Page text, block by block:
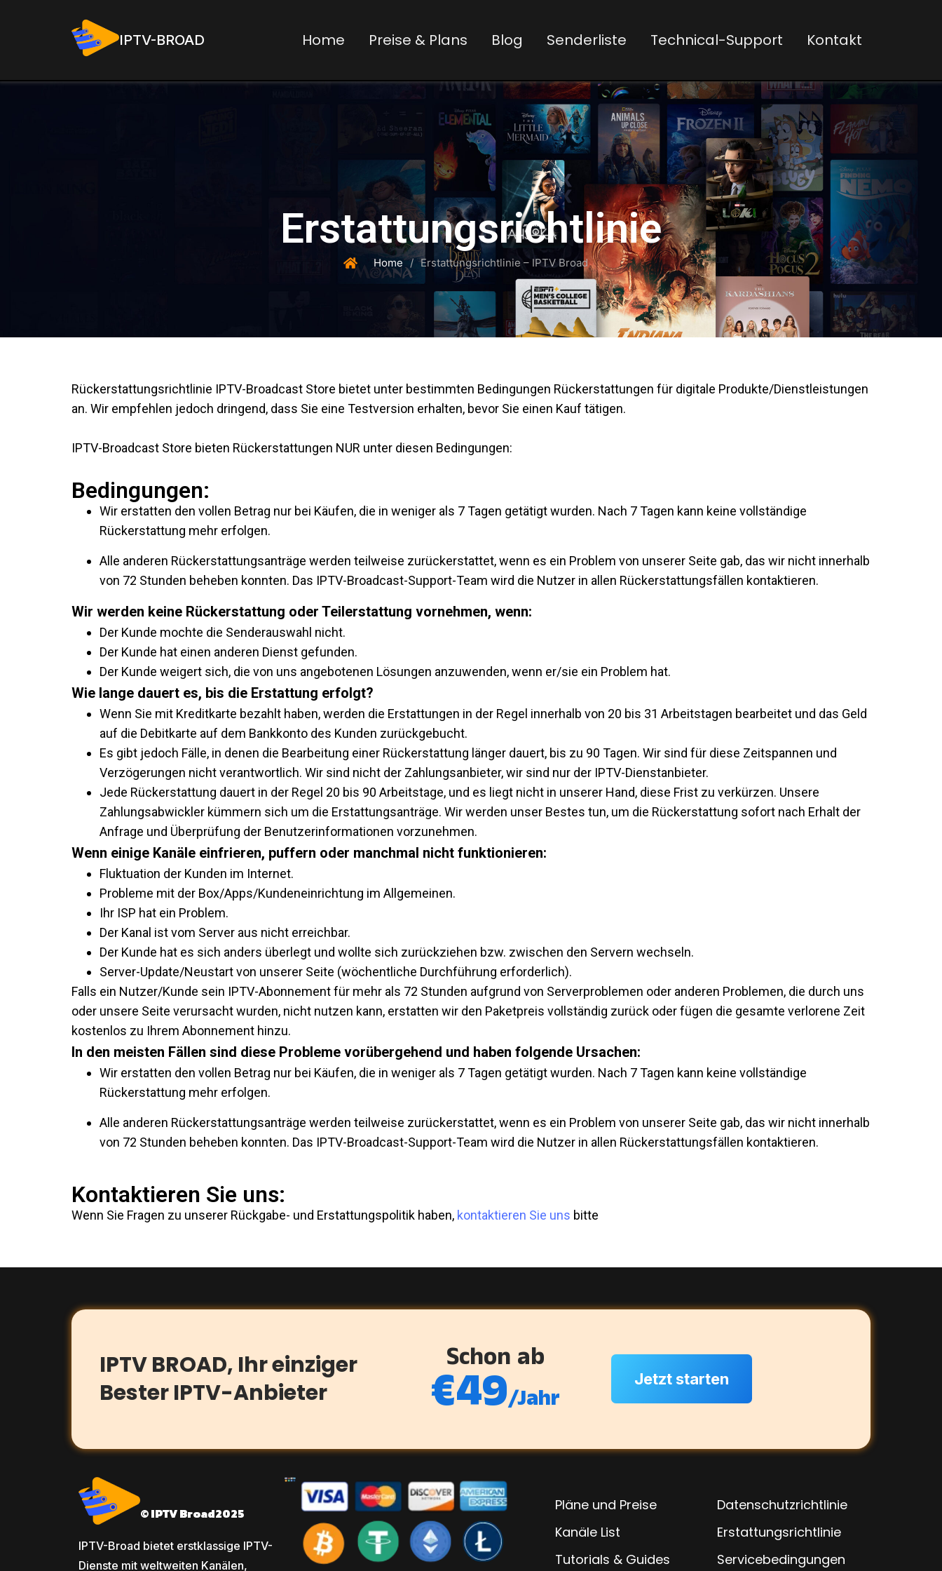
IPTV-BROAD Home Preise & Plans Blog Senderliste Technical-Support Kontakt
Erstattungsrichtlinie
Home / Erstattungsrichtlinie – IPTV Broad
Rückerstattungsrichtlinie IPTV-Broadcast Store bietet unter bestimmten Bedingungen Rückerstattungen für digitale Produkte/Dienstleistungen
an. Wir empfehlen jedoch dringend, dass Sie eine Testversion erhalten, bevor Sie einen Kauf tätigen.
IPTV-Broadcast Store bieten Rückerstattungen NUR unter diesen Bedingungen:
Bedingungen:
Wir erstatten den vollen Betrag nur bei Käufen, die in weniger als 7 Tagen getätigt wurden. Nach 7 Tagen kann keine vollständige
Rückerstattung mehr erfolgen.
Alle anderen Rückerstattungsanträge werden teilweise zurückerstattet, wenn es ein Problem von unserer Seite gab, das wir nicht innerhalb
von 72 Stunden beheben konnten. Das IPTV-Broadcast-Support-Team wird die Nutzer in allen Rückerstattungsfällen kontaktieren.
Wir werden keine Rückerstattung oder Teilerstattung vornehmen, wenn:
Der Kunde mochte die Senderauswahl nicht.
Der Kunde hat einen anderen Dienst gefunden.
Der Kunde weigert sich, die von uns angebotenen Lösungen anzuwenden, wenn er/sie ein Problem hat.
Wie lange dauert es, bis die Erstattung erfolgt?
Wenn Sie mit Kreditkarte bezahlt haben, werden die Erstattungen in der Regel innerhalb von 20 bis 31 Arbeitstagen bearbeitet und das Geld
auf die Debitkarte auf dem Bankkonto des Kunden zurückgebucht.
Es gibt jedoch Fälle, in denen die Bearbeitung einer Rückerstattung länger dauert, bis zu 90 Tagen. Wir sind für diese Zeitspannen und
Verzögerungen nicht verantwortlich. Wir sind nicht der Zahlungsanbieter, wir sind nur der IPTV-Dienstanbieter.
Jede Rückerstattung dauert in der Regel 20 bis 90 Arbeitstage, und es liegt nicht in unserer Hand, diese Frist zu verkürzen. Unsere
Zahlungsabwickler kümmern sich um die Erstattungsanträge. Wir werden unser Bestes tun, um die Rückerstattung sofort nach Erhalt der
Anfrage und Überprüfung der Benutzerinformationen vorzunehmen.
Wenn einige Kanäle einfrieren, puffern oder manchmal nicht funktionieren:
Fluktuation der Kunden im Internet.
Probleme mit der Box/Apps/Kundeneinrichtung im Allgemeinen.
Ihr ISP hat ein Problem.
Der Kanal ist vom Server aus nicht erreichbar.
Der Kunde hat es sich anders überlegt und wollte sich zurückziehen bzw. zwischen den Servern wechseln.
Server-Update/Neustart von unserer Seite (wöchentliche Durchführung erforderlich).
Falls ein Nutzer/Kunde sein IPTV-Abonnement für mehr als 72 Stunden aufgrund von Serverproblemen oder anderen Problemen, die durch uns
oder unsere Seite verursacht wurden, nicht nutzen kann, erstatten wir den Paketpreis vollständig zurück oder fügen die gesamte verlorene Zeit
kostenlos zu Ihrem Abonnement hinzu.
In den meisten Fällen sind diese Probleme vorübergehend und haben folgende Ursachen:
Wir erstatten den vollen Betrag nur bei Käufen, die in weniger als 7 Tagen getätigt wurden. Nach 7 Tagen kann keine vollständige
Rückerstattung mehr erfolgen.
Alle anderen Rückerstattungsanträge werden teilweise zurückerstattet, wenn es ein Problem von unserer Seite gab, das wir nicht innerhalb
von 72 Stunden beheben konnten. Das IPTV-Broadcast-Support-Team wird die Nutzer in allen Rückerstattungsfällen kontaktieren.
Kontaktieren Sie uns:
Wenn Sie Fragen zu unserer Rückgabe- und Erstattungspolitik haben, kontaktieren Sie uns bitte
IPTV BROAD, Ihr einziger
Bester IPTV-Anbieter
Schon ab
€49/Jahr
Jetzt starten
© IPTV Broad2025
IPTV-Broad bietet erstklassige IPTV-
Dienste mit weltweiten Kanälen,
Pläne und Preise
Kanäle List
Tutorials & Guides
Datenschutzrichtlinie
Erstattungsrichtlinie
Servicebedingungen